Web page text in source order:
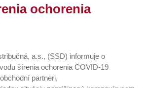
ochorenia
a.s., (SSD) informuje o
šírenia ochorenia COVID-19
partneri,